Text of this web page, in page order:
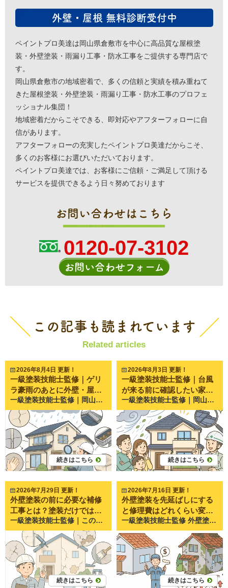
外壁・屋根 無料診断受付中
ペイントプロ美達は岡山県倉敷市を中心に高品質な屋根塗
装・外壁塗装・雨漏り工事・防水工事をご提供する専門店で
す。
岡山県倉敷市の地域密着で、多くの信頼と実績を積み重ねて
きた屋根塗装・外壁塗装・雨漏り工事・防水工事のプロフェ
ッショナル集団！
地域密着だからこそできる、即対応やアフターフォローに自
信があります。
アフターフォローの充実したペイントプロ美達だからこそ、
多くのお客様にお選びいただいております。
ペイントプロ美達では、お客様にご信頼・ご満足して頂ける
サービスを提供できるよう日々努めております
お問い合わせはこちら
0120-07-3102
お問い合わせフォーム
この記事も読まれています
Related articles
2026年8月4日 更新！
一級塗装技能士監修｜ゲリ
ラ豪雨のあとに外壁・屋根
で確認したい劣化サイン 一級塗装技能士監修｜岡山県倉敷市・岡山市で20年以上、外壁塗装・屋根塗装・雨漏り修理を行うペイントプロ美達が解説します。 近年、岡山県でも突然激しい雨が降る**「ゲリラ豪雨」**が増えています。 短時間で大量の雨が降るため、 「雨漏りはしていないけど大丈夫？」 「外壁に異常がないか心配」 「次の台風までに点検した方がいい？」 と不安になる方も多いのではないでしょうか。 実際にペイントプロ美達でも、夏場は 「雨が止んだら外壁にシミができていた」 「雨樋から水があふれていた」 「急に天井へシミができた」 といったお問い合わせが非常に増えます。 ゲリラ豪雨は一度だけでも住宅に負担を与えることがあります。 今回は、ご自宅で安全に確認できる外壁・屋根の劣化サインを分かりやすくご紹介します。 ゲリラ豪雨のあとに家の点検が必要な理由 近年増えているゲリラ豪雨とは ゲリラ豪雨とは、短時間で局地的に降る非常に激しい雨のことです。 通常の雨とは違い、 一気に大量の雨が降る 強風を伴うことがある 排水が追いつかない という特徴があります。 住宅は通常の雨を想定して作られていますが、近年のような集中豪雨では想定以上の負荷がかかるケースも少なくありません。 一度の大雨でも住宅にダメージが残ることがある 外壁や屋根に劣化があると、そこから雨水が入り込みやすくなります。 特に、 築10年以上 一度も塗装していない 前回の塗装から10年以上経過 という住宅では注意が必要です。 普段は問題がなくても、大雨をきっかけに不具合が表面化することがあります。 ゲリラ豪雨のあとに確認したい外壁の劣化サイン5選 ① 外壁のひび割れ（クラック） 外壁に細い線のような割れが入っていませんか？ これを**クラック（ひび割れ）**といいます。 細いひびでも雨水の侵入口になることがあります。 特に幅が広くなっているものや深い割れは早めの点検がおすすめです。 施工写真では、 細いひび 大きく口が開いたひび を比較すると違いが分かりやすくなります。 ② コーキング（シーリング）の割れ・剥がれ サイディング外壁の継ぎ目にあるゴムのような部分をコーキングといいます。 この部分が 割れる やせる 剥がれる と雨水が入り込みやすくなります。 ペイントプロ美達でも最も多く見つかる劣化の一つです。 ③ 外壁の膨れ・浮き 外壁がポコポコと膨らんでいる場合は注意が必要です。 内部に水分が入り込み、塗膜が浮いている可能性があります。 放置すると剥がれにつながることがあります。 ④ チョーキング（白い粉） 外壁を触ったときに白い粉が付く現象です。 これは塗膜が紫外線や雨によって劣化しているサインです。 防水性能が落ち始めている目安になります。 ⑤ 雨染み・黒ずみ 豪雨後に急に黒い筋やシミができた場合は、 雨水の流れが変わった 外壁内部に水分が入っている 可能性があります。 見た目だけでなく原因を調べることが大切です。 屋根で確認したい劣化サイン5選 ※屋根には絶対に登らず、地上から見える範囲で確認しましょう。 ① 棟板金の浮き 屋根の一番高い部分にある金属を**棟板金（むねばんきん）**といいます。 強風や豪雨で浮くことがあります。 放置すると飛散や雨漏りにつながる恐れがあります。 ② 瓦やスレートのズレ・割れ 双眼鏡などで見ると、 割れ ズレ 欠け が見えることがあります。 強い雨風のあとには一度確認しておきたいポイントです。 ③ 雨樋の詰まり・外れ ゲリラ豪雨では、 落ち葉 土 枝 が一気に流れ込みます。 雨樋が詰まると外壁へ大量の水が流れ、別の劣化を招くことがあります。 ④ 軒天のシミ 屋根の裏側にある天井部分を**軒天（のきてん）**といいます。 ここにシミがある場合は雨漏りの初期症状の可能性があります。 ⑤ 室内天井の雨染み 意外と見落とされるのが室内です。 天井に 黄色いシミ 茶色い跡 ができた場合は雨漏りを疑いましょう。 ゲリラ豪雨後にやってはいけないこと 屋根に登る 毎年、屋根の点検中の転落事故が発生しています。 濡れた屋根は非常に滑りやすく危険です。 応急処置を自己判断で行う ブルーシートを固定するために屋根へ上がることも危険です。 誤った補修で被害が広がるケースもあります。 異常を放置する 「雨漏りしていないから大丈夫」 と思っていても、 数か月後に症状が出ることもあります。 小さな異変を見逃さないことが大切です。 ペイントプロ美達で実際によくあるご相談 岡山県倉敷市・岡山市では、近年ゲリラ豪雨のあとにお問い合わせが増えています。 特によくあるのが、 雨樋から水があふれた 外壁の継ぎ目が開いていた ベランダに水が溜まる 天井に小さなシミができた というご相談です。 実際に点検へ伺うと、大規模な修理ではなく、 コーキング補修 棟板金の固定 雨樋清掃 部分補修 だけで済むケースも少なくありません。 一方で、「様子を見よう」と数年放置した結果、雨漏りが進行し、下地や木材まで傷んでしまっていたケースもあります。 だからこそ、異常が小さいうちの確認が住まいを長持ちさせるポイントになります。 施工事例としては、以下のような写真を掲載すると読者にも伝わりやすくなります。 コーキングの割れ（施工前・施工後） 棟板金の浮き 雨樋の詰まり 外壁のひび割れ補修 ベランダ防水の施工前後 まとめ｜小さな異変が家を守る第一歩 ゲリラ豪雨は、見た目では分からない部分にもダメージを与えることがあります。 今回ご紹介したように、 外壁のひび割れ コーキングの劣化 雨樋の詰まり 棟板金の浮き 天井の雨染み などは、早めに気付くことで大きな修理を防げる可能性があります。 「今すぐ工事が必要」というわけではなくても、現状を把握しておくことは住まいを長持ちさせるためにとても大切です。 ペイントプロ美達では、岡山県倉敷市・岡山市を中心に、一級塗装技能士による無料点検を行っています。 ゲリラ豪雨のあとに少しでも気になる症状があれば、「これくらいで相談してもいいのかな？」という段階でも構いません。 現在の状態を分かりやすくご説明し、必要な補修がある場合も、写真をお見せしながら丁寧にご案内いたします。 大切なお住まいを長く安心して守るためにも、気になるサインを見つけた際は、お気軽にペイントプロ美達までご相談ください。
続きはこちら
2026年8月3日 更新！
一級塗装技能士監修｜台風
が来る前に確認したい家の
チェックポイント10選
一級塗装技能士監修｜岡山県倉敷市・岡山市で20年以上、外壁塗装・屋根塗装・雨漏り修理を行うペイントプロ美達が解説します。 毎年夏から秋にかけて心配になるのが台風です。 ニュースで大型台風の進路予報を見ると、 「うちは大丈夫かな？」 「何を確認しておけばいいの？」 「屋根や外壁は点検した方がいい？」 と不安になる方も多いのではないでしょうか。 実際にペイントプロ美達でも、台風の前後には 雨漏りした 雨樋が外れた 棟板金が飛んだ 外壁から雨水が入った というご相談が急増します。 しかし、多くのトラブルは事前の点検で防げるケースも少なくありません。 今回は、ご自宅で簡単に確認できる**「台風前にチェックしたいポイント10選」**を、分かりやすく解説します。 台風前の点検が重要な理由 家は毎日、紫外線や雨風にさらされています。 普段は問題なく見えていても、小さな劣化があると台風の強風や豪雨によって一気に被害が広がることがあります。 例えば、 小さなひび割れから雨水が侵入 緩んでいた板金が飛散 詰まった雨樋から雨漏り など、台風が「きっかけ」となって大きなトラブルへ発展することがあります。 だからこそ、台風が来る前の点検がとても重要なのです。 チェックポイント① 屋根材のズレや割れはないか 屋根は普段ほとんど見ることがありません。 しかし、 瓦のズレ スレートの割れ 金属屋根の浮き などがあると、強風で飛散したり、雨漏りにつながる恐れがあります。 屋根には絶対に上らない 「少し見てみよう」と屋根へ上るのは非常に危険です。 毎年、点検中の転落事故が発生しています。 双眼鏡や地上から見える範囲だけ確認し、気になる場合は専門業者へ相談しましょう。 チェックポイント② 棟板金が浮いていないか 棟板金（むねばんきん）とは、屋根の一番高い部分についている金属です。 台風で飛散するケースが非常に多い場所でもあります。 こんな症状は要注意 釘が浮いている 隙間がある ガタガタして見える 美達でも、 「訪問業者に棟板金が浮いていると言われた」 というご相談をよくいただきます。 実際には問題ない場合もあるため、不安な時は写真付きで点検してもらうことをおすすめしています。 チェックポイント③ 雨樋に落ち葉が詰まっていないか 雨樋は屋根の雨水を流す重要な設備です。 落ち葉や泥が詰まると、 雨水があふれる 外壁を汚す 軒裏へ水が回る 原因になります。 特に庭木がある住宅では注意が必要です。 チェックポイント④ 外壁のひび割れを確認する 外壁に細いひびが入っていませんか？ このひび割れから雨水が侵入すると、 外壁内部の腐食 雨漏り カビ などにつながります。 幅0.3mm以上のひびは要注意 髪の毛程度の細いひびでも、場所によっては補修が必要です。 気になる場合は写真を撮って相談すると判断しやすくなります。 チェックポイント⑤ コーキングの割れや剥がれ サイディング住宅では、目地に入っているゴム状の部分を**コーキング（シーリング）**と呼びます。 これが 硬くなっている 割れている 剥がれている 状態だと雨水が侵入しやすくなります。 築10年前後になると劣化が目立ち始めるケースが多く見られます。 チェックポイント⑥ ベランダの排水口を掃除する 意外と見落とされるのがベランダです。 排水口に 落ち葉 土 ゴミ が詰まると、水が流れずプールのようになります。 この状態が続くと、 防水層へ負担がかかり、雨漏りにつながることがあります。 台風前には一度掃除しておきましょう。 チェックポイント⑦ 雨戸・シャッターは正常に動くか 強風で飛来物が飛んでくることがあります。 その際に窓ガラスを守るのが雨戸やシャッターです。 スムーズに閉まるか 鍵がかかるか 事前に確認しておくと安心です。 チェックポイント⑧ 庭やベランダの飛散物を片付ける 風速30〜40mになると、 植木鉢 物干し竿 自転車 ゴミ箱 なども飛ばされることがあります。 飛散物は自宅だけでなく、ご近所への被害につながることもあるため、屋内へ移動させましょう。 チェックポイント⑨ アンテナや波板のぐらつき 古いアンテナやカーポートの波板も強風被害が多い場所です。 ネジが緩んでいる 波板が浮いている 場合は早めに補修しておくと安心です。 チェックポイント⑩ 雨漏りの前兆がないか 台風が来る前に、 天井のシミ クロスの浮き カビ臭い 窓まわりの変色 がないか確認しましょう。 これらは雨漏りの初期症状であることがあります。 美達でも、 「台風で急に雨漏りしたと思ったら、実は以前から少しずつ水が入っていた」 というケースを何度も経験しています。 美達によくいただくご相談 毎年8月から10月にかけて、ペイントプロ美達では次のようなお問い合わせが増えます。 「屋根が飛びそうと言われた」 訪問業者から突然言われ、不安になってご相談いただくケースです。 実際に点検すると問題ないことも多く、逆に気付いていなかった別の劣化が見つかることもあります。 「雨漏りしてからでは遅かった…」 雨漏りは室内に水が落ちてきた時点で、すでに内部まで水が回っていることもあります。 そのため、「雨漏りする前」の点検が重要です。 台風前にやってはいけないこと 屋根へ上る 最も危険です。 絶対に自分では点検しないようにしましょう。 強風時に補修する ブルーシートを掛けようとして事故になるケースもあります。 台風接近中は無理をせず、安全を最優先にしてください。 まとめ｜台風は「来る前」の備えが家を守ります 台風は自然災害なので防ぐことはできません。 しかし、 屋根 外壁 雨樋 ベランダ コーキング などを事前に確認することで、多くの被害を防げる可能性があります。 特に築10年以上経過した住宅では、小さな劣化が進行していることも珍しくありません。 ペイントプロ美達でも、「台風が来る前に一度見てほしい」というご相談を毎年多くいただいています。実際に点検を行うと、大きな修理が必要になる前に補修できたケースも少なくありません。 「自分では判断が難しい」「屋根の状態が見えない」「気になる箇所がある」という場合は、無理にご自身で確認するのではなく、専門業者による点検を受けることをおすすめします。 ペイントプロ美達では、岡山県倉敷市・岡山市を中心に、屋根・外壁の状態を写真付きで分かりやすくご説明しています。必要以上の工事をおすすめすることはありませんので、台風シーズン前の住まいの健康チェックとして、お気軽にご相談ください。
続きはこちら
2026年7月29日 更新！
外壁塗装の前に必要な補修
工事とは？塗装だけでは直
らない劣化を一級塗装技能
士が解説
一級塗装技能士監修｜この記事では、外壁塗装の前に行う補修工事の種類や必要性について、専門業者の視点からわかりやすく解説します。塗装だけでは改善できない症状や、補修を省略した場合のリスクについても詳しくご紹介します。 外壁塗装の前に必要な補修工事とは？塗装だけでは直らない劣化を一級塗装技能士が解説 一級塗装技能士監修｜この記事では、外壁塗装前に必要となる補修工事について詳しく解説します。塗装は家をきれいにするだけでなく、建物を長く守るための工事です。その効果を十分に発揮するには、塗る前の下地補修が欠かせません。 外壁塗装をご検討中のお客様から、 「ひび割れも一緒に直りますか？」 「塗装すれば全部きれいになりますか？」 「補修工事って本当に必要なんですか？」 というご質問をいただくことがあります。 岡山県倉敷市・岡山市で20年以上施工を続けるペイントプロ美達でも、このようなご相談は非常に多く寄せられます。 結論からお伝えすると、塗装だけでは直らない劣化があります。 むしろ、補修工事をしないまま塗装すると、せっかくの塗装が数年で傷んでしまうこともあります。 今回は、外壁塗装前に行う補修工事について、職人の視点からわかりやすくご紹介します。 外壁塗装の前に補修工事が必要な理由 塗装は「家を修理する工事」ではない 塗装には、防水性や耐久性を高める役割があります。 しかし、塗料そのものには割れた外壁を元通りにする力はありません。 例えば、 ・ひび割れ ・外壁の欠け ・サイディングの隙間 ・剥がれ ・浮き このような症状は、まず補修してから塗装します。 つまり、 「補修→下塗り→中塗り→上塗り」 という順番で施工することで、本来の耐久性が得られます。 補修をしないまま塗装するとどうなる？ 補修を省略すると、 ・ひび割れが再発する ・雨水が侵入する ・塗膜が割れる ・膨れや剥がれが起こる など、早期劣化につながります。 見た目はきれいでも、中身が傷んだままでは意味がありません。 外壁塗装前によく行う補修工事の種類 ひび割れ（クラック）補修 最も多い補修がひび割れです。 細いひびなら専用の補修材を充填し、大きなひびは内部まで補修を行います。 幅や深さによって補修方法は変わります。 職人は、見た目だけではなく、建物の動きや劣化状況まで確認しています。 （施工前後の写真を掲載すると非常に分かりやすいポイントです。） コーキング（シーリング）の打ち替え・増し打ち サイディング住宅では欠かせない工事です。 コーキングとは、外壁同士のつなぎ目にあるゴム状の部分です。 紫外線で硬くなると、 ・ひび割れ ・剥離 ・隙間 が発生します。 この状態では雨水が侵入しやすくなるため、多くの場合は新しく打ち替えます。 ペイントプロ美達でも、この補修を行ってから塗装しています。 外壁の浮き・剥がれ補修 モルタル外壁では、下地から浮いているケースがあります。 浮いたまま塗装すると、数年以内に剥がれる可能性があります。 必要に応じて固定や部分補修を行い、安全な状態に戻してから塗装します。 欠け・欠損部分の補修 外壁の角が欠けたり、ぶつけて割れている場合もあります。 このまま塗装すると、欠けた部分はそのまま残ります。 専用の補修材で形を整えたうえで塗装することで、仕上がりも美しくなります。 金属部分のサビ補修 雨樋金具や鉄部ではサビもよく見られます。 塗装前には、 ・サビ落とし ・ケレン作業（古い塗膜やサビを削る作業） ・サビ止め塗装 を行います。 この下準備が塗膜の寿命を左右します。 塗装だけでは直らないケースもある 雨漏りしている場合 雨漏りは原因を特定しなければ改善しません。 塗装だけでは止まらないことも多く、防水工事や板金工事が必要になるケースがあります。 外壁内部まで傷んでいる場合 水分が長期間入り込むと、内部の木材まで腐食していることがあります。 この場合は一部張り替えや下地交換が必要です。 下地が腐食している場合 塗料は下地に密着して初めて性能を発揮します。 土台が傷んでいれば、どんな高性能塗料でも長持ちしません。 ペイントプロ美達で実際によくあるご相談 「塗装だけで直りますか？」というご相談が非常に多い 私たちがお客様のお宅を調査すると、 「他社では塗装だけと言われました」 というケースがあります。 しかし実際には、 ・コーキングが切れている ・外壁が割れている ・サビが進行している という状態も珍しくありません。 そのため美達では、補修が必要な箇所を写真で撮影し、一つひとつご説明しています。 「なぜ補修が必要なのか」をご理解いただいてから工事を進めるよう心掛けています。 補修を行った施工事例をご紹介 （ここには実際の施工事例がおすすめです。） ・補修前 ・補修中 ・塗装後 この3枚を掲載すると、お客様にも違いが伝わりやすくなります。 良い塗装工事は見えない補修で決まる 見積書で確認したい補修項目 見積書を見る際は、 ・クラック補修 ・コーキング工事 ・下地補修 ・ケレン作業 などが記載されているか確認しましょう。 「一式」とだけ書かれている場合は、内容を確認することをおすすめします。 補修内容を写真で説明してくれる業者を選ぶ 信頼できる業者は、 「どこを、どのように補修したか」 を写真付きで説明してくれます。 見えない部分だからこそ、丁寧に説明してくれる会社を選ぶことが、満足のいく工事につながります。 まとめ｜長持ちする塗装は補修工事から始まる 外壁塗装は、塗料を塗ることだけが工事ではありません。 建物の状態を正しく診断し、必要な補修を丁寧に行うことで、初めて塗装本来の耐久性を発揮できます。 特に岡山県倉敷市・岡山市でも、築15年以上のお住まいでは、ひび割れやコーキングの劣化が見つかるケースが少なくありません。補修を適切に行うことが、将来的な雨漏りや大規模な修繕を防ぐことにもつながります。 ペイントプロ美達では、お住まいの状態を細かく点検し、補修が必要な箇所は写真を使いながらわかりやすくご説明しています。「本当に補修が必要なのか」「塗装だけで大丈夫なのか」といった疑問にも、一級塗装技能士の視点で丁寧にお答えしています。 外壁のひび割れやコーキングの劣化など、少しでも気になる症状がありましたら、お気軽にペイントプロ美達へご相談ください。現地調査・お見積もりを通して、お住まいに合った最適なメンテナンス方法をご提案いたします。
続きはこちら
2026年7月16日 更新！
外壁塗装を先延ばしにする
と修理費はどれくらい変わ
る？放置による費用の違い
を職人が解説
一級塗装技能士監修 外壁塗装を先延ばしにすると修理費はどれくらい変わる？放置による費用の違いを職人が解説 外壁塗装は決して安い工事ではありません。そのため、「もう少し先でも大丈夫かな」「まだ見た目はきれいだから」と先延ばしにされる方も少なくありません。 しかし、私たちペイントプロ美達が岡山市・倉敷市でご相談を受ける中で感じるのは、「もっと早く相談しておけば良かった」というお声が非常に多いことです。 実は外壁塗装は、家をきれいにするためだけの工事ではありません。建物を雨や紫外線から守るための大切なメンテナンスです。 この記事では、外壁塗装を先延ばしにすると修理費がどれくらい変わるのか、実際によくあるケースをもとにわかりやすく解説します。 外壁塗装はなぜ必要なのか 外壁塗装の本当の役割 外壁塗装というと、「家をきれいに見せるための工事」というイメージを持たれる方が多いかもしれません。 しかし本来の役割は違います。 塗装は外壁の表面に保護膜を作り、雨水や紫外線から建物を守っています。 この保護膜が劣化すると、外壁材そのものが傷み始めます。 つまり塗装は、 雨を防ぐ 紫外線を防ぐ 外壁材を保護する 建物の寿命を延ばす ために行う工事なのです。 岡山・倉敷の住宅が受けるダメージ 岡山県は「晴れの国」と呼ばれています。 雨が少ないイメージがありますが、その分紫外線の影響を強く受けます。 また近年は、 猛暑 ゲリラ豪雨 台風 強風 などの影響も大きくなっています。 外壁や屋根は毎日これらの環境にさらされているため、想像以上に劣化が進んでいるケースがあります。 外壁塗装を先延ばしにするとどうなる？ 色あせ・チョーキングの段階 劣化の初期症状として最も多いのが色あせです。 さらに外壁を触ると白い粉が手につくことがあります。 これを「チョーキング現象」と呼びます。 塗膜が紫外線によって分解されている状態です。 この段階なら比較的シンプルな塗装工事で済むケースがほとんどです。 ひび割れが発生する段階 塗膜の劣化が進むと、外壁にひび割れが発生します。 特にモルタル外壁ではよく見られます。 最初は細いひびでも、 雨水の侵入 凍結膨張 建物の動き によって徐々に大きくなります。 この段階になると塗装だけではなく、ひび割れ補修費用も必要になります。 コーキング劣化が進行する段階 サイディング外壁の場合、外壁の継ぎ目にはコーキングが施工されています。 コーキングとはゴム状の防水材です。 劣化すると、 ひび割れ 硬化 剥離 隙間 が発生します。 ここから雨水が侵入し始めます。 塗装工事と同時にコーキングの打ち替え工事が必要になります。 雨漏り・内部腐食の段階 最も深刻なのがこの段階です。 外壁内部まで水が侵入すると、 下地の腐食 木材の腐朽 カビの発生 雨漏り が起こります。 こうなると単なる塗装工事では済みません。 外壁の張り替えや下地交換など大規模修繕が必要になる場合があります。 先延ばしによる修理費の違いを比較 劣化初期の場合 症状 色あせ チョーキング 工事内容 外壁塗装 高圧洗浄 一般的な塗装工事で対応可能です。 劣化中期の場合 症状 ひび割れ コーキング劣化 工事内容 外壁塗装 コーキング打ち替え ひび補修 補修工事が増えるため費用も上がります。 劣化後期の場合 症状 外壁反り 外壁浮き 下地劣化 工事内容 塗装 外壁部分交換 下地補修 放置期間が長いほど負担は大きくなります。 雨漏り発生後の場合 症状 雨漏り 室内クロスの剥がれ 木部腐食 工事内容 雨漏り修理 下地交換 内装補修 塗装工事 場合によっては全面改修レベルになることもあります。 実際に美達へ寄せられるご相談事例 「まだ大丈夫と思っていた」 ペイントプロ美達へご相談いただくお客様の中で最も多いのが、 「見た目がそこまで悪くなかったから」 というケースです。 実際には外壁内部で劣化が進行しており、表面だけでは判断できないことが少なくありません。 特にサイディングの継ぎ目やベランダ周辺は注意が必要です。 「訪問営業に言われて気づいた」 突然訪問してきた業者から、 「今すぐ塗装しないと危険です」 と言われて不安になり、ご相談いただくケースもあります。 実際に点検してみると、 本当に劣化している場合 まだ急がなくてもよい場合 両方あります。 大切なのは慌てて契約することではなく、現状を正しく把握することです。 外壁塗装の適切なタイミングとは 築年数の目安 一般的には、 築10～15年 前回塗装から10～15年 が一つの目安になります。 ただし立地条件や塗料によっても異なります。 海沿いや交通量の多い道路沿いでは劣化が早まることもあります。 劣化症状の目安 次の症状が見られたら点検をおすすめします。 色あせ チョーキング ひび割れ コーキングの割れ カビやコケ 外壁の反り 塗膜の剥がれ これらは建物が出しているメンテナンスサインです。 まとめ｜塗装は高い工事ではなく大きな修理を防ぐ工事 外壁塗装を先延ばしにすると、数十万円で済んだはずの工事が、将来的には100万円以上の修繕工事につながることがあります。 私たちペイントプロ美達でも、「あと数年早ければ塗装だけで済んだのに」というケースを実際に何度も見てきました。 もちろん、色あせが少し出たからといって慌てて工事をする必要はありません。しかし、建物の状態を知るための点検は早めに行うことをおすすめします。 外壁や屋根は毎日少しずつ劣化が進みます。だからこそ、大きなトラブルになる前に現状を把握しておくことが大切です。 岡山市・倉敷市周辺で「うちの外壁はまだ大丈夫かな？」「塗装のタイミングが分からない」とお悩みの方は、ペイントプロ美達までお気軽にご相談ください。一級塗装技能士が建物の状態を確認し、必要な工事とまだ不要な工事を分かりやすくご説明いたします。無理な営業は行っておりませんので、まずはご自宅の状態を知るところから始めてみてはいかがでしょうか。
続きはこちら